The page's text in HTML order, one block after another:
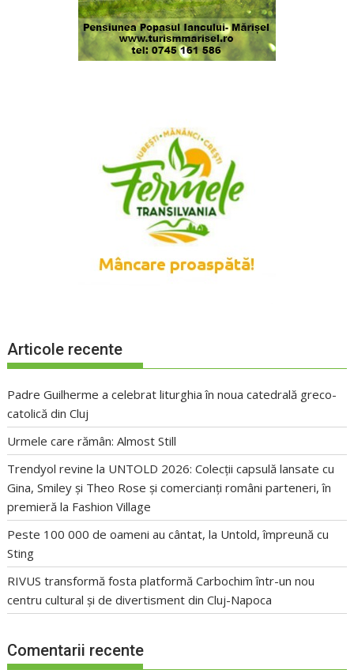
Articole recente
Padre Guilherme a celebrat liturghia în noua catedrală greco-
catolică din Cluj
Urmele care rămân: Almost Still
Trendyol revine la UNTOLD 2026: Colecții capsulă lansate cu
Gina, Smiley și Theo Rose și comercianți români parteneri, în
premieră la Fashion Village
Peste 100 000 de oameni au cântat, la Untold, împreună cu
Sting
RIVUS transformă fosta platformă Carbochim într-un nou
centru cultural și de divertisment din Cluj-Napoca
Comentarii recente